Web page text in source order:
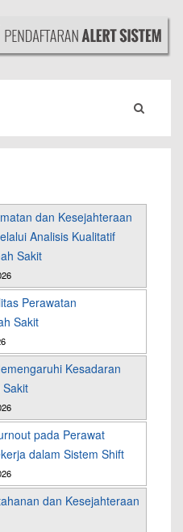
dan Kesejahteraan
Analisis Kualitatif
Sakit
Perawatan
Sakit
Kesadaran
pada Perawat
dalam Sistem Shift
dan Kesejahteraan